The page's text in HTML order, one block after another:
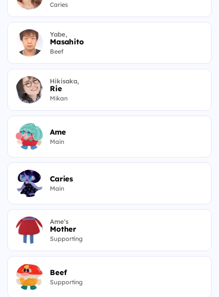
Caries
Yabe,
Masahito
Beef
Hikisaka,
Rie
Mikan
Ame
Main
Caries
Main
Ame's
Mother
Supporting
Beef
Supporting